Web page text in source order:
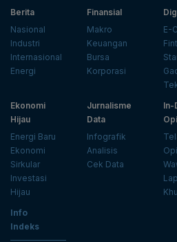
Berita
Nasional
Industri
Internasional
Energi
Finansial
Makro
Keuangan
Bursa
Korporasi
E-
Ekonomi
Hijau
Energi Baru
Ekonomi
Sirkular
Investasi
Hijau
Jurnalisme
Data
Infografik
Analisis
Cek Data
In-
Info
Indeks